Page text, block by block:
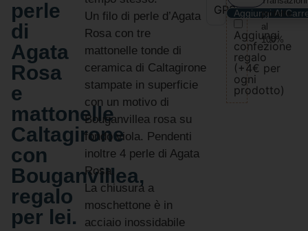
perle
di
Agata
Rosa
e
mattonelle
Caltagirone
con
Bouganvillea,
regalo
per lei.
Un filo di perle d’Agata
Rosa con tre
mattonelle tonde di
ceramica di Caltagirone
stampate in superficie
con un motivo di
Bouganvillea rosa su
fondo viola. Pendenti
inoltre 4 perle di Agata
Rosa.
La chiusura a
moschettone è in
acciaio inossidabile
GPSRAggiungi Al
Aggiungi
confezione
regalo
(+4€ per
ogni
prodotto)
protette
al
100%